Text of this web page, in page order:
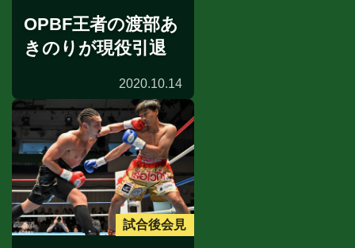
OPBF王者の渡部あ
きのりが現役引退
2020.10.14
試合後会見